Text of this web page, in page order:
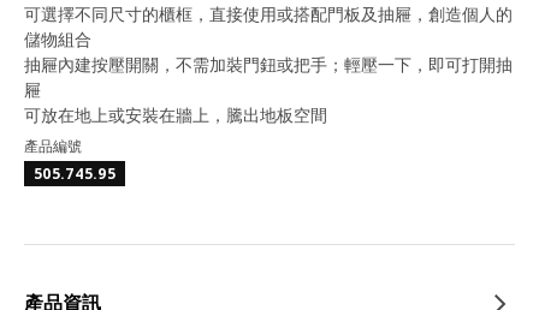
可選擇不同尺寸的櫃框，直接使用或搭配門板及抽屜，創造個人的
儲物組合
抽屜內建按壓開關，不需加裝門鈕或把手；輕壓一下，即可打開抽
屜
可放在地上或安裝在牆上，騰出地板空間
產品編號
505.745.95
產品資訊